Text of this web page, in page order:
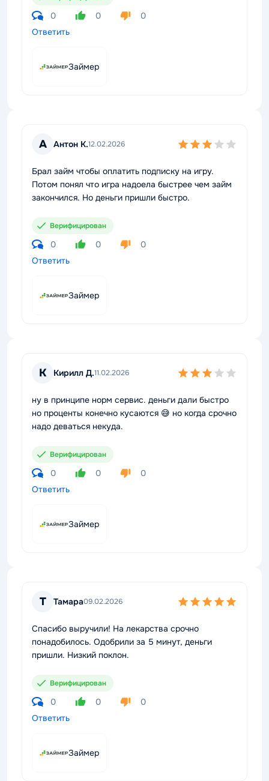
0 0
0
Ответить
Займер
А Антон К.12.02.2026
Брал займ чтобы оплатить подписку на игру.
Потом понял что игра надоела быстрее чем займ
закончился. Но деньги пришли быстро.
Верифицирован
0 0
0
Ответить
Займер
К Кирилл Д.11.02.2026
ну в принципе норм сервис. деньги дали быстро
но проценты конечно кусаются 😅 но когда срочно
надо деваться некуда.
Верифицирован
0 0
0
Ответить
Займер
Т Тамара09.02.2026
Спасибо выручили! На лекарства срочно
понадобилось. Одобрили за 5 минут, деньги
пришли. Низкий поклон.
Верифицирован
0 0
0
Ответить
Займер